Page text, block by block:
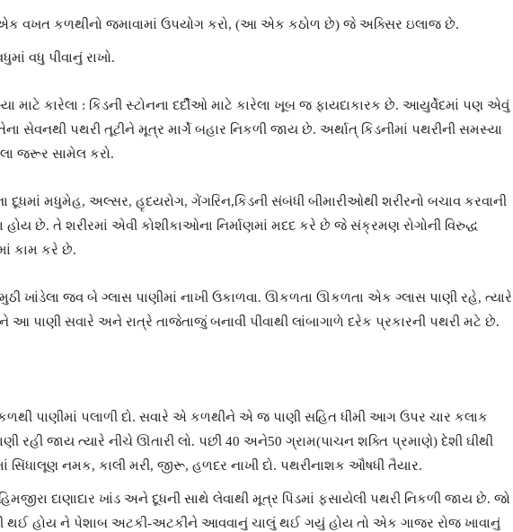
એક વખત કળથીનો જમાવામાં ઉપયોગ કરો, (આ એક કઠોળ છે) જે અક્સિર ઇલાજ છે.
વધુ પીવાનું રાખો.
માટે કારેલા : કિડની સ્ટોનના દર્દીઓ માટે કારેલા ખૂબ જ ફાયદાકારક છે. આયુર્વેદમાં પણ એવું
સેવનથી પથરી તૂટીને મૂત્ર માર્ગે બહાર નિકળી જાય છે. અર્થાત્ કિડનીમાં પથરીની સમસ્યા
જરૂર સામેલ કરો.
દૂધમાં મધુમેહ, અલ્સર, હૃદયરોગ, ગેંગરિન,કિડની સંબંધી બીમારીઓથી શરીરનો બચાવ કરવાની
હોય છે. તે શરીરમાં એવી કોશીકાઓના નિર્માણમાં મદદ કરે છે જે સંક્રમણ રોગોની વિરુદ્ધ
કામ કરે છે.
ખાંડેલા જવ બે ગ્લાસ પાણીમાં નાખી ઉકાળવા. ઊકળતા ઊકળતા એક ગ્લાસ પાણી રહે, ત્યારે
આ પાણી સવારે અને રાત્રે તાજેતાજું બનાવી પીવાથી લાંબાગાળે દરેક પ્રકારની પથરી મટે છે.
પાણીમાં પલાળી દો. સવારે એ કળથીને એ જ પાણી સહિત ધીમી આગ ઉપર ચાર કલાક
રહી જાય ત્યારે નીચે ઊતારી લો. પછી 40 અને50 ગ્રામ(પાચન શક્તિ પ્રમાણે) દેશી ઘીથી
સિંધાલૂણ નમક, કાલી મરી, જીરૂ, હળદર નાખી દો. પથરીનાશક ઔષધી તૈયાર.
દાણાદાર ખાંડ અને દૂધની સાથે લેવાથી મૂત્ર પિંડમાં ફસાયેલી પથરી નિકળી જાય છે. જો
થઈ હોય ને પેશાબ અટકી-અટકીને આવવાનું ચાલું થઈ ગયું હોય તો એક ગાજર રોજ ખાવાનું